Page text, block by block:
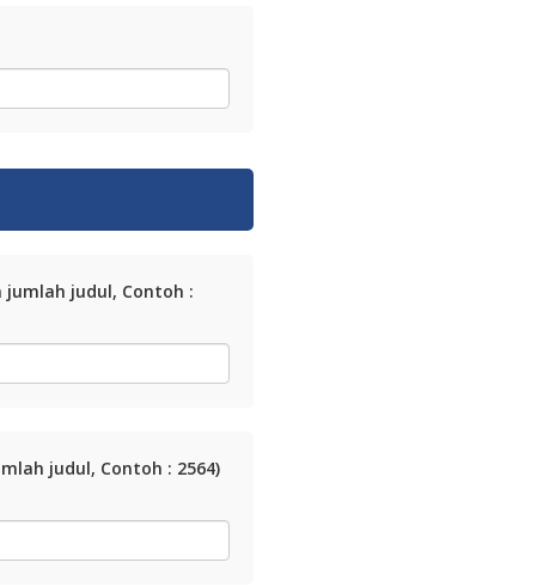
jumlah judul, Contoh :
judul, Contoh : 2564)